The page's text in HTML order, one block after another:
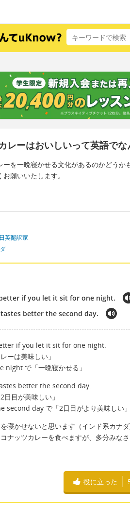
レーはおいしいって英語でな
を一晩寝かせる文化があるのかどうか
願いいたします。
英翻訳家
if you let it sit for one night.
better the second day.
if you let it sit for one night.
ーは美味しい」
で「一晩寝かせる」
better the second day.
日目が美味しい」
day で「2日目がより美味しい」
寝かせないと思います（インド系カナ
ナッツカレーを食べますが、多分みな
役に立った